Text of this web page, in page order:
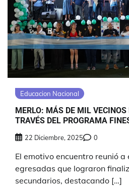
Educacion Nacional
MERLO: MÁS DE MIL VECINOS
TRAVÉS DEL PROGRAMA
22 Diciembre, 2025 0
El emotivo encuentro reunió a
egresadas que lograron
secundarios, destacando […]